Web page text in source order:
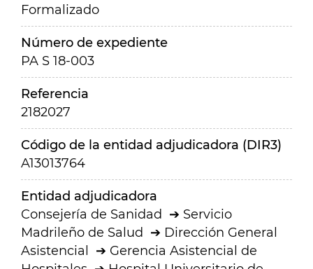
Formalizado
Número de expediente
PA S 18-003
Referencia
2182027
Código de la entidad adjudicadora (DIR3)
A13013764
Entidad adjudicadora
Consejería de Sanidad
Servicio
Madrileño de Salud
Dirección General
Asistencial
Gerencia Asistencial de